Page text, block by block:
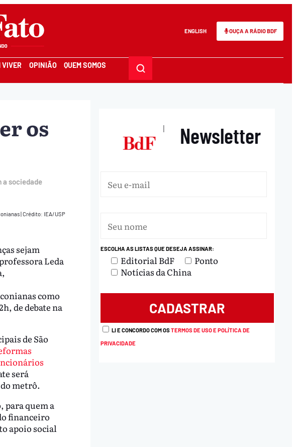
ENGLISH OUÇA A RÁDIO BDF
VIVER OPINIÃO QUEM SOMOS
os
a sociedade
|Crédito: IEA/USP
sejam
Leda
como
de debate na
de São
será
metrô.
para quem a
financeiro
apoio social
| Newsletter
ESCOLHA AS LISTAS QUE DESEJA ASSINAR:
Editorial BdF
Ponto
Notícias da China
LI E CONCORDO COM OSTERMOS DE USO E POLÍTICA DE
PRIVACIDADE